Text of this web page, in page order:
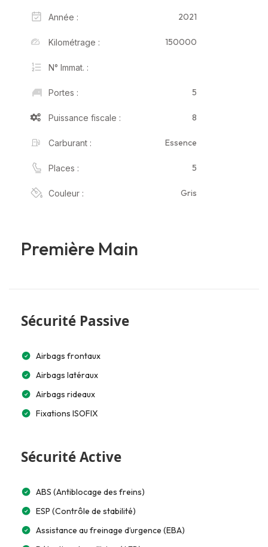
Année : 2021
Kilométrage : 150000
N° Immat. :
Portes : 5
Puissance fiscale : 8
Carburant : Essence
Places : 5
Couleur : Gris
Première Main
Sécurité Passive
Airbags frontaux
Airbags latéraux
Airbags rideaux
Fixations ISOFIX
Sécurité Active
ABS (Antiblocage des freins)
ESP (Contrôle de stabilité)
Assistance au freinage d’urgence (EBA)